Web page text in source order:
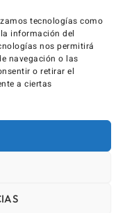
tecnologías como
información del
nos permitirá
navegación o las
o retirar el
a ciertas